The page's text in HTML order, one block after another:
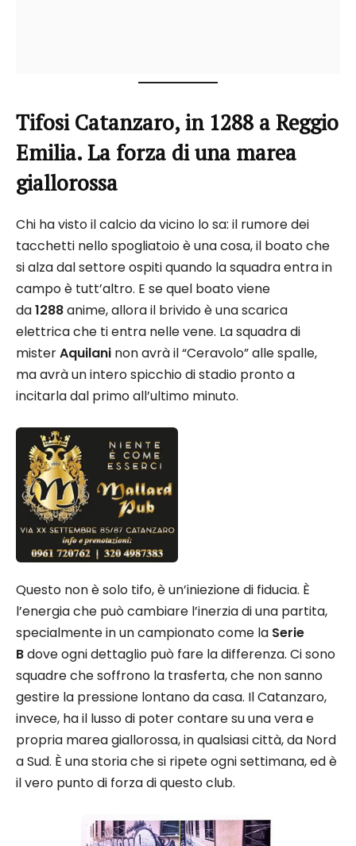
Tifosi Catanzaro, in 1288 a Reggio
Emilia. La forza di una marea
giallorossa
Chi ha visto il calcio da vicino lo sa: il rumore dei
tacchetti nello spogliatoio è una cosa, il boato che
si alza dal settore ospiti quando la squadra entra in
campo è tutt’altro. E se quel boato viene
da1288anime, allora il brivido è una scarica
elettrica che ti entra nelle vene. La squadra di
misterAquilani non avrà il “Ceravolo” alle spalle,
ma avrà un intero spicchio di stadio pronto a
incitarla dal primo all’ultimo minuto.
Questo non è solo tifo, è un’iniezione di fiducia. È
l’energia che può cambiare l’inerzia di una partita,
specialmente in un campionato come la Serie
Bdove ogni dettaglio può fare la differenza. Ci sono
squadre che soffrono la trasferta, che non sanno
gestire la pressione lontano da casa. Il Catanzaro,
invece, ha il lusso di poter contare su una vera e
propria marea giallorossa, in qualsiasi città, da Nord
a Sud. È una storia che si ripete ogni settimana, ed è
il vero punto di forza di questo club.